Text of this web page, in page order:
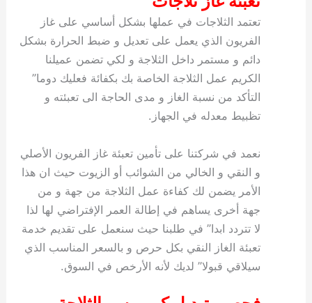
تعتمد الثلاجات في عملها بشكل أساسي على غاز
الفريون الذي يعمل على تعديل و ضبط الحرارة بشكل
دائم و مستمر داخل الثلاجة و لكي تضمن عميلنا
الكريم عمل الثلاجة الخاصة بك بكفائة فعليك دوما”
التأكد من نسبة الغاز و مدى الحاجة الى تعبئته و
تظبيط معدله في الجهاز.
نعمد في شركتنا على تأمين تعبئة غاز الفريون الأصلي
و النقي و الخالي من الشوائب أو الزيوت حيث ان هذا
الأمر يضمن لك كفاءة عمل الثلاجة من جهة و من
جهة أخرى يساهم في إطالة العمر الإفتراضي لها لذا
لا تتردد ابدا” في طلبنا حيث سنعمل على تقديم خدمة
تعبئة الغاز النقي بكل حرص و بالسعر المناسب الذي
سيلاقي قبولا” لديك لأنه الأرخص في السوق.